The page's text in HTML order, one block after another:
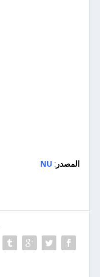
المصدر :
NU